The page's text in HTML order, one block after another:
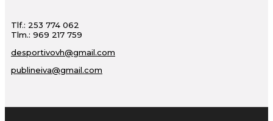
Tlf.: 253 774 062
Tlm.: 969 217 759
desportivovh@gmail.com
publineiva@gmail.com